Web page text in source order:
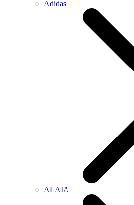
Adidas
ALAIA